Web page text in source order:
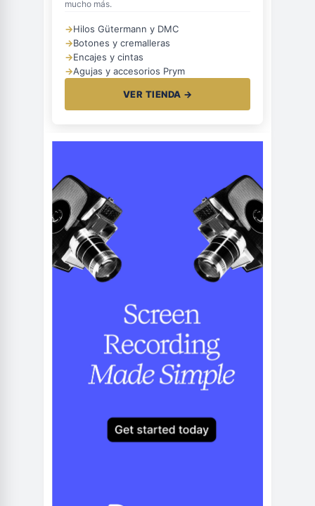
mucho más.
→Hilos Gütermann y DMC
→Botones y cremalleras
→Encajes y cintas
→Agujas y accesorios Prym
VER TIENDA →